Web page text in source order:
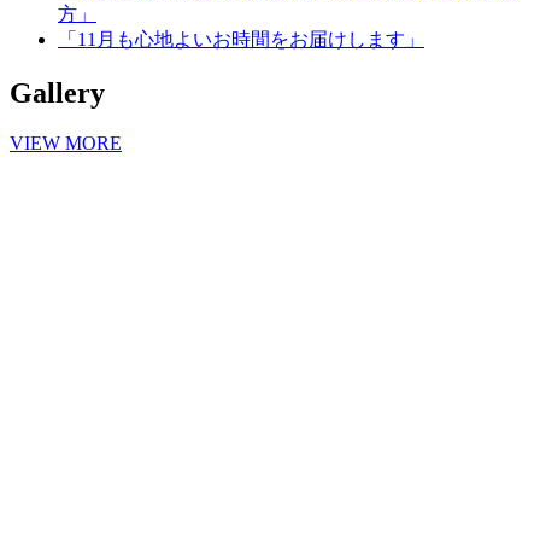
方」
「11月も心地よいお時間をお届けします」
Gallery
VIEW MORE